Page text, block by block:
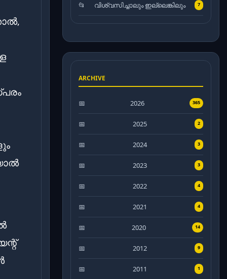
വിശ്വസിച്ചാലും ഇല്ലെങ്കിലും 7
ARCHIVE
2026 365
2025 2
2024 3
2023 3
2022 4
2021 4
2020 14
2012 9
2011 1